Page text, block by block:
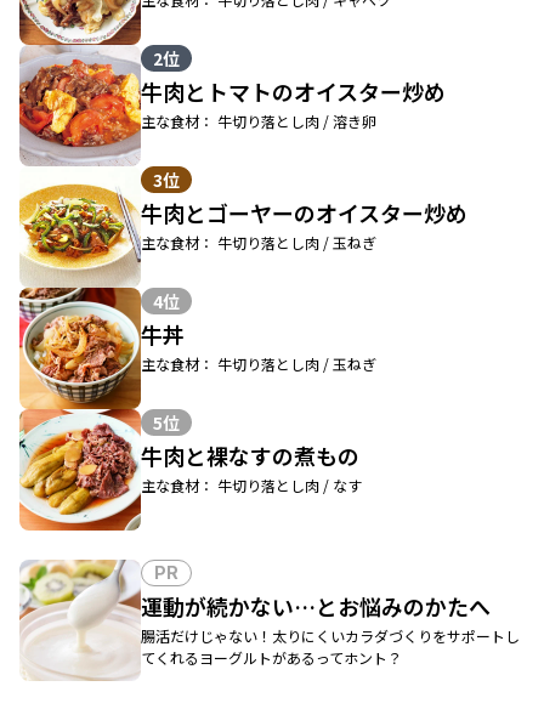
2位
牛肉とトマトのオイスター炒め
主な食材： 牛切り落とし肉 / 溶き卵
3位
牛肉とゴーヤーのオイスター炒め
主な食材： 牛切り落とし肉 / 玉ねぎ
4位
牛丼
主な食材： 牛切り落とし肉 / 玉ねぎ
5位
牛肉と裸なすの煮もの
主な食材： 牛切り落とし肉 / なす
PR
運動が続かない…とお悩みのかたへ
腸活だけじゃない！太りにくいカラダづくりをサポートし
てくれるヨーグルトがあるってホント？